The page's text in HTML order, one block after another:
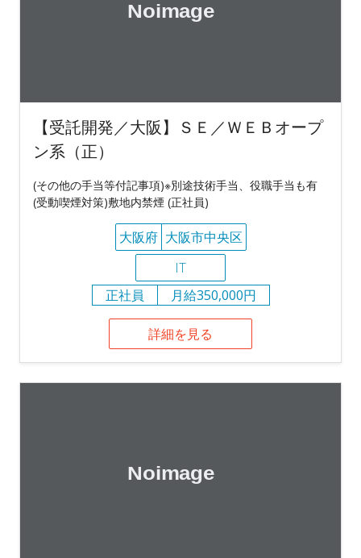
【受託開発／大阪】ＳＥ／ＷＥＢオープ
ン系（正）
(その他の手当等付記事項)※別途技術手当、役職手当も有
(受動喫煙対策)敷地内禁煙 (正社員)
大阪府 大阪市中央区
IT
正社員
月給350,000円
詳細を見る